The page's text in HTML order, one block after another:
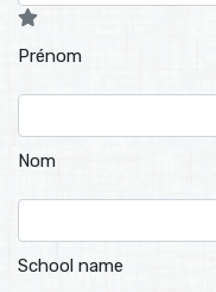
Prénom
Nom
School name